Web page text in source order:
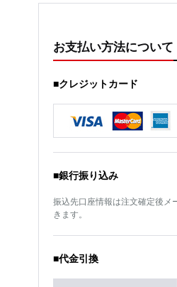
お支払い方法について
■クレジットカード
■銀行振り込み
振込先口座情報は注文確定後メ
きます。
■代金引換